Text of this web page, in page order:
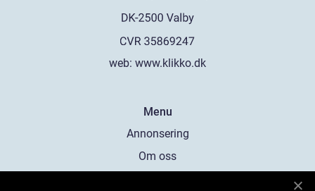
web: www.klikko.dk
Menu
Annonsering
Om oss